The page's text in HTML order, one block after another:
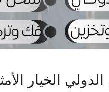
الخيار